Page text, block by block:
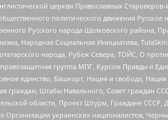
церкви Православных
политического движения
Русского народа Щелковского района,
Народная Социальная Инициатива,
народа, Рубеж Севера, ТОЙС, О
группа МПГ, Курсом Правды и
единство, Башкорт, Нация и свобода,
Штабы Навального, Совет граждан
области, Проект Штурм, Граждане СССР,
украинских националистов,